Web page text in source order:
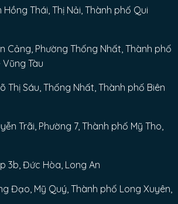
Hồng Thái, Thị Nải, Thành phố Qui
Cảng, Phường Thống Nhất, Thành phố
Tàu
Thị Sáu, Thống Nhất, Thành phố Biên
Trãi, Phường 7, Thành phố Mỹ Tho,
3b, Đức Hòa, Long An
Đạo, Mỹ Quý, Thành phố Long Xuyên,